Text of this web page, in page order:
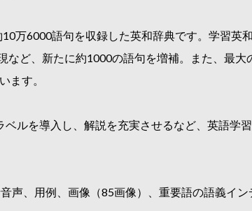
万6000語句を収録した英和辞典です。学習英
など、新たに約1000の語句を増補。また、最大
ます。
ルを導入し、解説を充実させるなど、英語学
声、用例、画像（85画像）、重要語の語義イン